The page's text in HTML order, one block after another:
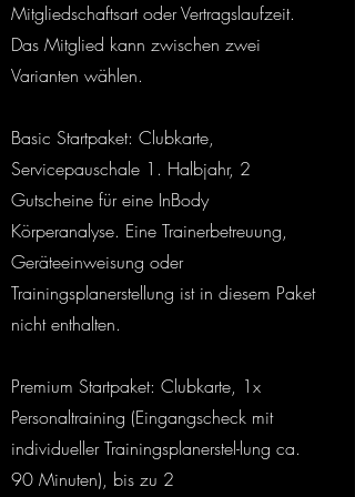
Mitgliedschaftsart oder Vertragslaufzeit.
Das Mitglied kann zwischen zwei
Varianten wählen.
Basic Startpaket: Clubkarte,
Servicepauschale 1. Halbjahr, 2
Gutscheine für eine InBody
Körperanalyse. Eine Trainerbetreuung,
Geräteeinweisung oder
Trainingsplanerstellung ist in diesem Paket
nicht enthalten.
Premium Startpaket: Clubkarte, 1x
Personaltraining (Eingangscheck mit
individueller Trainingsplanerstel-lung ca.
90 Minuten), bis zu 2